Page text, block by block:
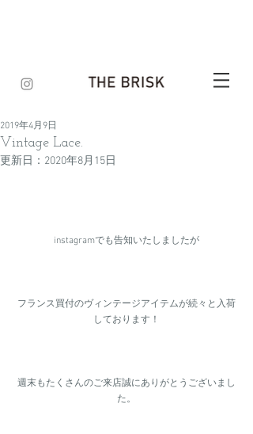
Vintage Lace.
2019年4月9日
更新日： 2020年8月15日
instagramでも告知いたしましたが
フランス買付のヴィンテージアイテムが続々と入荷
しております！
週末もたくさんのご来店誠にありがとうございまし
た。